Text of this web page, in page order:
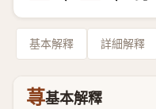
基本解釋 詳細解釋
荨基本解釋